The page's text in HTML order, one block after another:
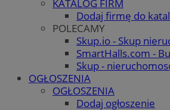
KATALOG FIRM
Dodaj firmę do
POLECAMY
Skup.io - Skup
SmartHalls.com -
Skup -
OGŁOSZENIA
OGŁOSZENIA
Dodaj ogłoszenie